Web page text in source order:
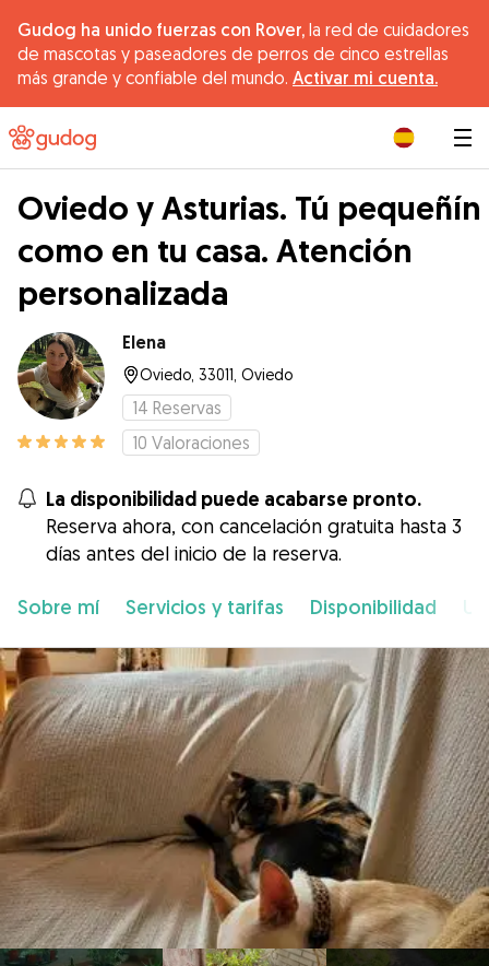
Gudog ha unido fuerzas con Rover, la red de cuidadores
de mascotas y paseadores de perros de cinco estrellas
más grande y confiable del mundo. Activar mi cuenta.
Oviedo y Asturias. Tú pequeñín
como en tu casa. Atención
personalizada
Elena
Oviedo, 33011, Oviedo
14 Reservas
10 Valoraciones
La disponibilidad puede acabarse pronto.
Reserva ahora, con cancelación gratuita hasta 3
días antes del inicio de la reserva.
Sobre mí Servicios y tarifas Disponibilidad